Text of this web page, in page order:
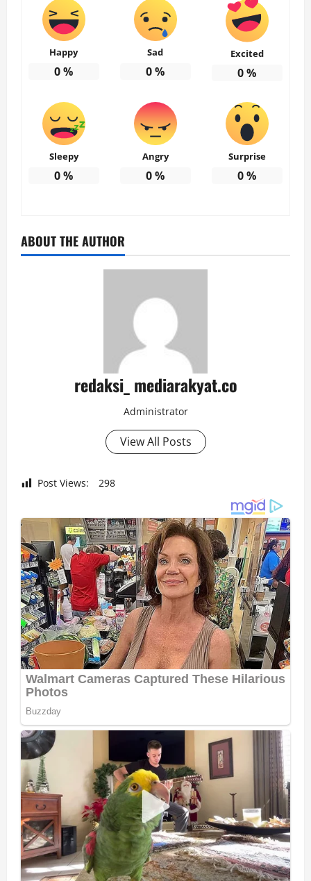
Happy
0%
Sad
0%
Excited
0%
Sleepy
0%
Angry
0%
Surprise
0%
ABOUT THE AUTHOR
redaksi_ mediarakyat.co
Administrator
View All Posts
Post Views: 298